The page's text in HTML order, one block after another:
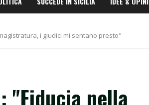
i giudici mi sentano presto"
"Fiducia nella